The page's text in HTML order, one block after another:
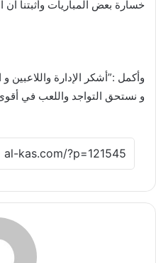
خسارة بعض المباريات وأثبتنا
وأكمل :”أشكر الإدارة
و نستحق التواجد واللعب في